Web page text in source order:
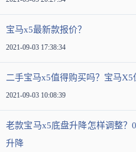
宝马x5最新款报价？
2021-09-03 17:38:34
二手宝马x5值得购买吗？宝马X5
2021-09-03 10:08:39
老款宝马x5底盘升降怎样调整？
升降